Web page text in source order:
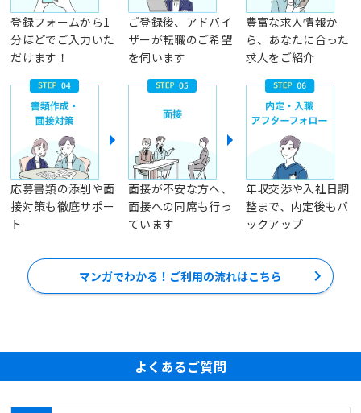
登録フォームから1
分ほどでご入力いた
だけます！
ご登録後、アドバイ
ザーが転職のご希望
を伺います
豊富な求人情報か
ら、あなたに合った
求人をご紹介
応募書類の添削や面
接対策も徹底サポー
ト
面接が不安な方へ、
面接への同席も行っ
ています
年収交渉や入社日調
整まで、内定後もバ
ックアップ
マンガでわかる！ご利用の流れはこちら
よくあるご質問